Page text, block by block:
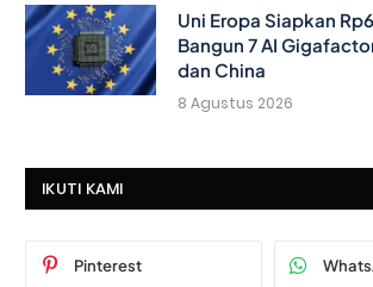
Uni Eropa Siapkan
Bangun 7 AI
dan China
8 Agustus 2026
IKUTI KAMI
Pinterest